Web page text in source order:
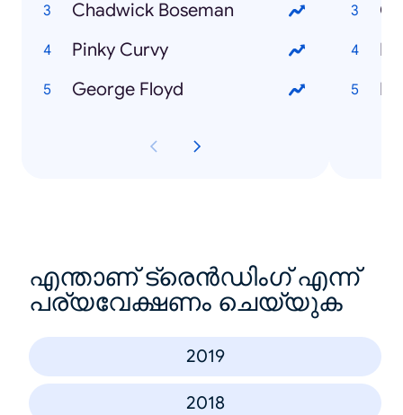
Chadwick Boseman
Pinky Curvy
George Floyd
എന്താണ് ട്രെൻഡിംഗ് എന്ന്
പര്യവേക്ഷണം ചെയ്യുക
2019
2018